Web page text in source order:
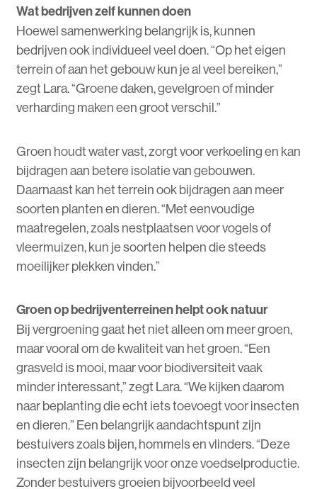
Wat bedrijven zelf kunnen doen
Hoewel samenwerking belangrijk is, kunnen
bedrijven ook individueel veel doen. “Op het eigen
terrein of aan het gebouw kun je al veel bereiken,”
zegt Lara. “Groene daken, gevelgroen of minder
verharding maken een groot verschil.”
Groen houdt water vast, zorgt voor verkoeling en kan
bijdragen aan betere isolatie van gebouwen.
Daarnaast kan het terrein ook bijdragen aan meer
soorten planten en dieren. “Met eenvoudige
maatregelen, zoals nestplaatsen voor vogels of
vleermuizen, kun je soorten helpen die steeds
moeilijker plekken vinden.”
Groen op bedrijventerreinen helpt ook natuur
Bij vergroening gaat het niet alleen om meer groen,
maar vooral om de kwaliteit van het groen. “Een
grasveld is mooi, maar voor biodiversiteit vaak
minder interessant,” zegt Lara. “We kijken daarom
naar beplanting die echt iets toevoegt voor insecten
en dieren.” Een belangrijk aandachtspunt zijn
bestuivers zoals bijen, hommels en vlinders. “Deze
insecten zijn belangrijk voor onze voedselproductie.
Zonder bestuivers groeien bijvoorbeeld veel